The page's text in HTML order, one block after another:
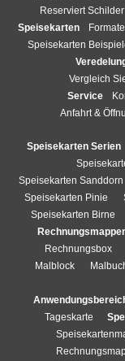
Reserviert Schilder
Speisekarten
Formate
Speisekarten
Vergleich
Service
Anfahrt &
Speisekarten Serien
Speisekarten Sanddorn
Speisekarten Pinie
Speisekarten Birne
Rechnungsbox
Malblock
Tageskarte